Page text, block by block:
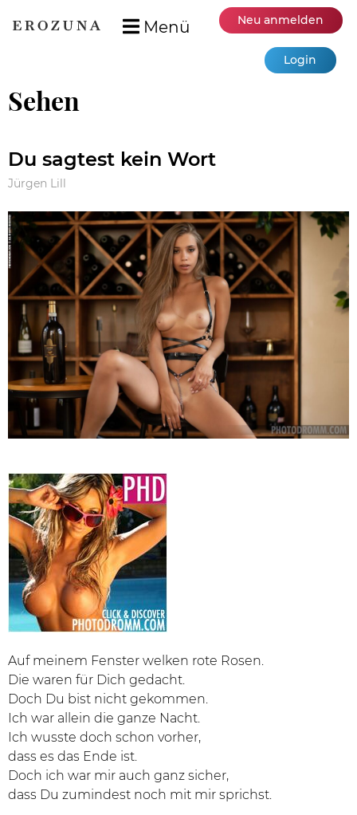
Menü Neu anmelden
Login
Sehen
Du sagtest kein Wort
Jürgen Lill
Auf meinem Fenster welken rote Rosen.
Die waren für Dich gedacht.
Doch Du bist nicht gekommen.
Ich war allein die ganze Nacht.
Ich wusste doch schon vorher,
dass es das Ende ist.
Doch ich war mir auch ganz sicher,
dass Du zumindest noch mit mir sprichst.